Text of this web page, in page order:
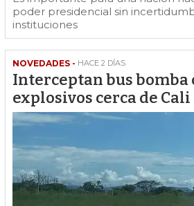
poder presidencial sin
instituciones
NOVEDADES - HACE 2 DÍAS
Interceptan bus bomba
explosivos cerca de Cali